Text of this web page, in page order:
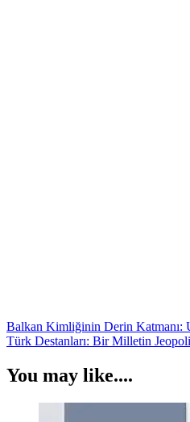
Yazı
gezinmesi
Balkan Kimliğinin Derin Katmanı:
Türk Destanları: Bir Milletin
You may like....